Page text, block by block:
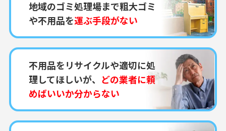
地域のゴミ処理場まで粗大ゴミ
や不用品を運ぶ手段がない
不用品をリサイクルや適切に処
理してほしいが、 どの業者に頼
めばいいか分からない